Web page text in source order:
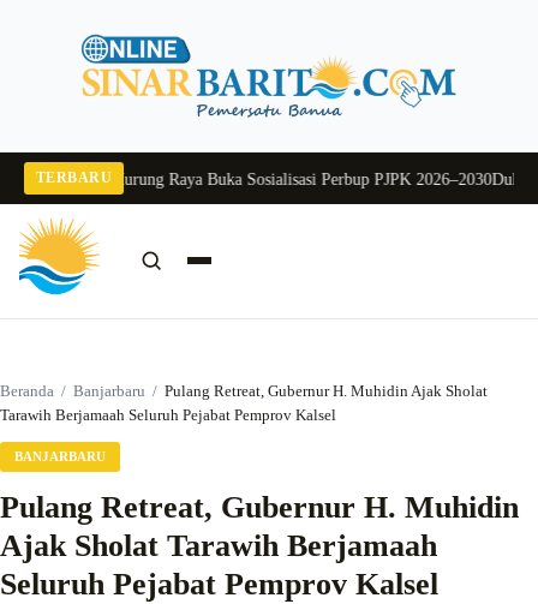
TERBARU
Pj Sekda Murung Raya Buka Sosialisasi Perbup PJPK 2026–2030Dukung
Beranda / Banjarbaru / Pulang Retreat, Gubernur H. Muhidin Ajak Sholat
Tarawih Berjamaah Seluruh Pejabat Pemprov Kalsel
BANJARBARU
Pulang Retreat, Gubernur H. Muhidin
Ajak Sholat Tarawih Berjamaah
Seluruh Pejabat Pemprov Kalsel